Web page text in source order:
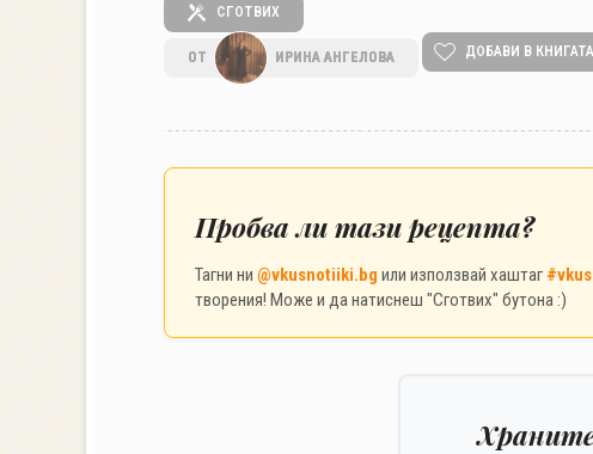
СГОТВИХ
ОТ ИРИНА АНГЕЛОВА ДОБАВИ В КНИГАТА
Пробва ли тази рецепта?
Тагни ни @vkusnotiiki.bg или използвай хаштаг
творения! Може и да натиснеш "Сготвих" бутона :)